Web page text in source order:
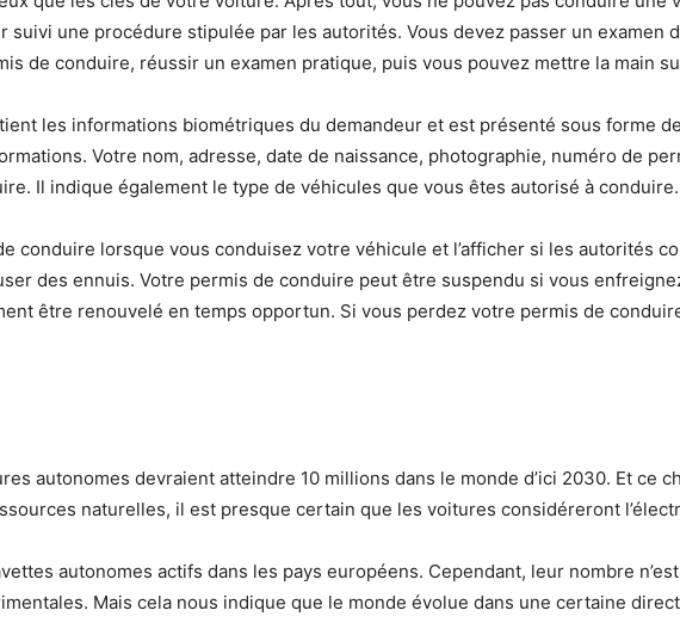
suivi une procédure stipulée par les autorités. Vous devez passer un examen
de conduire, réussir un examen pratique, puis vous pouvez mettre la main
les informations biométriques du demandeur et est présenté sous forme
Votre nom, adresse, date de naissance, photographie, numéro de
Il indique également le type de véhicules que vous êtes autorisé à conduire.
conduire lorsque vous conduisez votre véhicule et l’afficher si les autorités
des ennuis. Votre permis de conduire peut être suspendu si vous
être renouvelé en temps opportun. Si vous perdez votre permis de
autonomes devraient atteindre 10 millions dans le monde d’ici 2030. Et ce
naturelles, il est presque certain que les voitures considéreront
autonomes actifs dans les pays européens. Cependant, leur nombre
Mais cela nous indique que le monde évolue dans une certaine